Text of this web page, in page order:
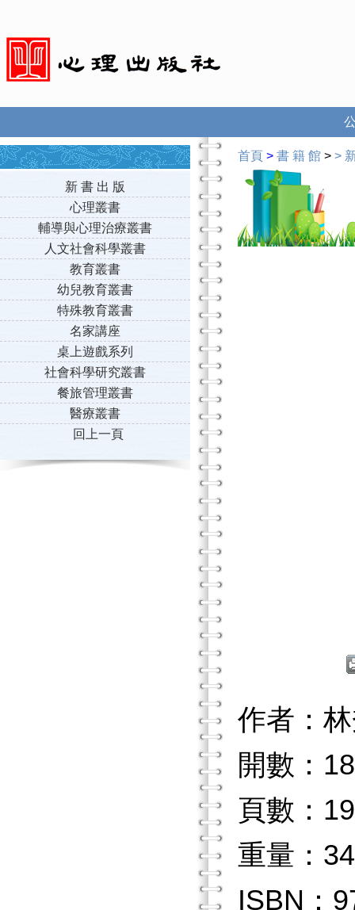
新 書 出 版
心理叢書
輔導與心理治療叢書
人文社會科學叢書
教育叢書
幼兒教育叢書
特殊教育叢書
名家講座
桌上遊戲系列
社會科學研究叢書
餐旅管理叢書
醫療叢書
回上一頁
首頁 > 書 籍 館 > >
作者：
開數：18
頁數：
重量：
ISBN：